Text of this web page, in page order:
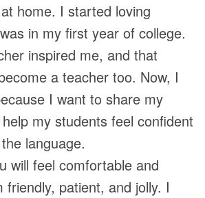
home. I started loving
in my first year of college.
inspired me, and that
a teacher too. Now, I
I want to share my
my students feel confident
language.
will feel comfortable and
friendly, patient, and jolly. I